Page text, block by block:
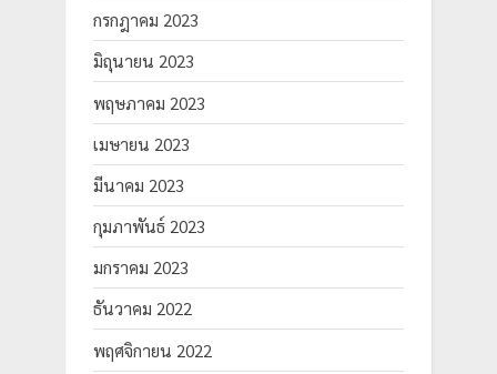
กรกฎาคม 2023
มิถุนายน 2023
พฤษภาคม 2023
เมษายน 2023
มีนาคม 2023
กุมภาพันธ์ 2023
มกราคม 2023
ธันวาคม 2022
พฤศจิกายน 2022